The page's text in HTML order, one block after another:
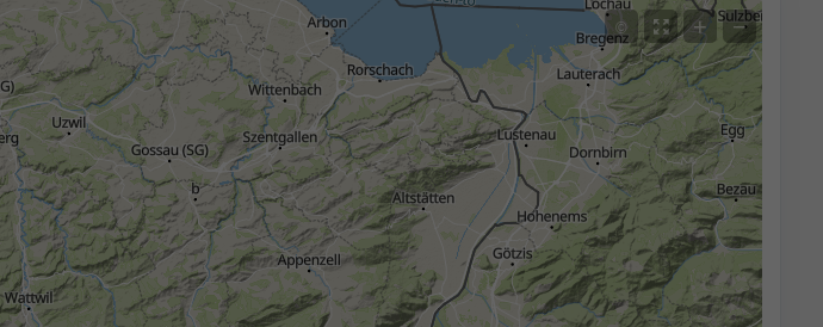
© + −